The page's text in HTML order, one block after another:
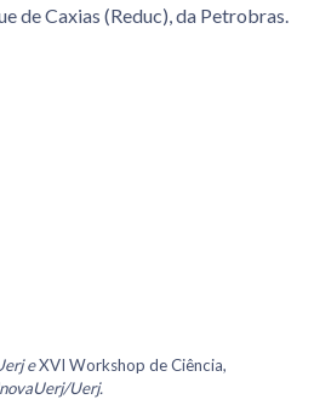
de Caxias (Reduc), da Petrobras.
eXVI Workshop de Ciência,
Uerj.